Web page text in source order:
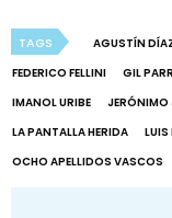
TAGS AGUSTÍN
FEDERICO FELLINI
GIL
IMANOL URIBE
JERÓNIMO
LA PANTALLA HERIDA
LUIS
OCHO APELLIDOS VASCOS